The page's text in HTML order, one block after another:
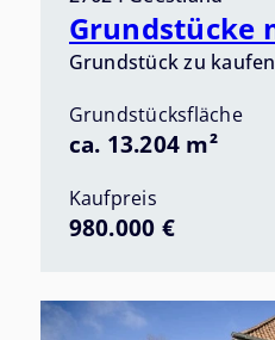
Grundstück zu kaufen
Grundstücksfläche
ca. 13.204 m²
Kaufpreis
980.000 €